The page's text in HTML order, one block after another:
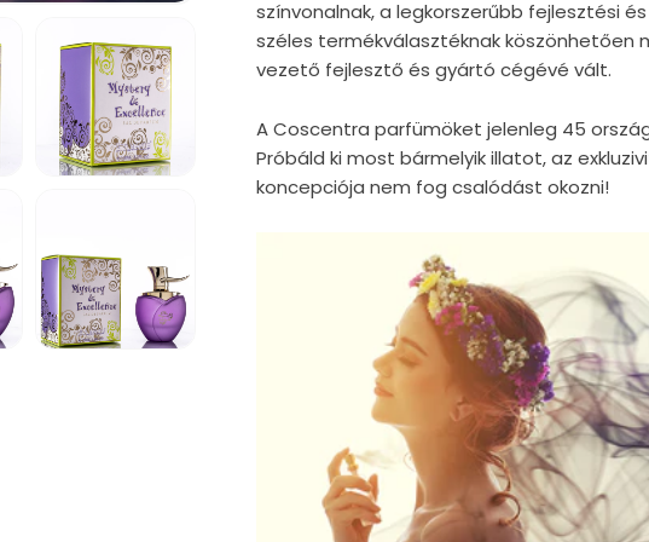
modális
párbeszédpanelen
színvonalnak, a legkorszerűbb fejlesztési
széles termékválasztéknak köszönhetően
vezető fejlesztő és gyártó cégévé vált.
A Coscentra parfümöket jelenleg 45
Próbáld ki most bármelyik illatot, az
koncepciója nem fog csalódást okozni!